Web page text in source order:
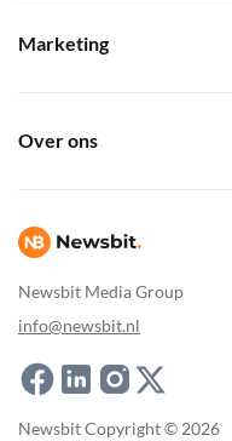
Newsbit Media Group
info@newsbit.nl
Marketing
Over ons
Newsbit Copyright © 2026